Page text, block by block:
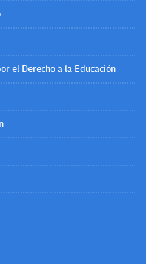
el Derecho a la Educación